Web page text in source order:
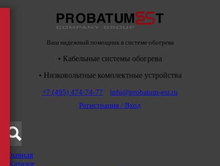
Ваш надежный помощник в системе обогрева
• Кабельные системы обогрева
• Низковольтные комплектные устройства
+7 (495) 474-74-77
info@probatum-est.ru
Регистрация / Вход
Главная
Каталог